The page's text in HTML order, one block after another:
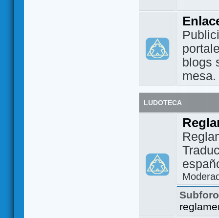
blogs
mesa.
LUDOTECA